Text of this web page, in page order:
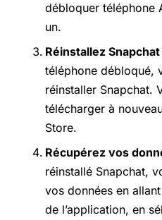
débloquer téléphone
un.
Réinstallez Snapchat
téléphone débloqué,
réinstaller Snapchat.
télécharger à
Store.
Récupérez vos
réinstallé Snapchat,
vos données en
de l’application, en